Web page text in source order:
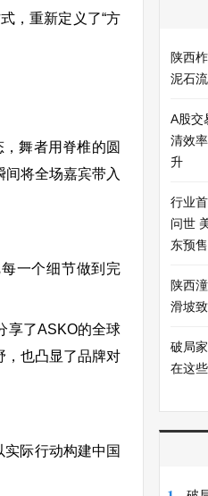
，重新定义了“方
舞者用脊椎的圆
将全场嘉宾带入
一个细节做到完
了ASKO的全球
，也凸显了品牌对
际行动构建中国
陕西
泥石
A股交
清效
升
行业
问世
东预
陕西
滑坡
破局
在这